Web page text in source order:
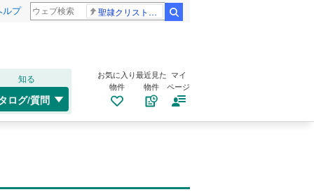
ルプ 聖隷クリストファー高校
知る
ログ/質問
お気に入り
物件
最近見た
物件
マイ
ページ